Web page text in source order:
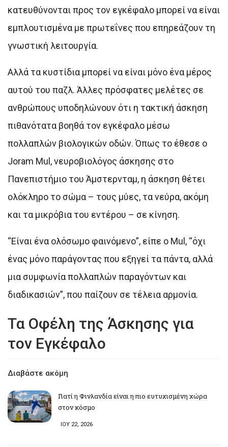
κατευθύνονται προς τον εγκέφαλο μπορεί να είναι
εμπλουτισμένα με πρωτεΐνες που επηρεάζουν τη
γνωστική λειτουργία.
Αλλά τα κυστίδια μπορεί να είναι μόνο ένα μέρος
αυτού του παζλ. Άλλες πρόσφατες μελέτες σε
ανθρώπους υποδηλώνουν ότι η τακτική άσκηση
πιθανότατα βοηθά τον εγκέφαλο μέσω
πολλαπλών βιολογικών οδών. Όπως το έθεσε ο
Joram Mul, νευροβιολόγος άσκησης στο
Πανεπιστήμιο του Άμστερνταμ, η άσκηση θέτει
ολόκληρο το σώμα – τους μύες, τα νεύρα, ακόμη
και τα μικρόβια του εντέρου – σε κίνηση.
“Είναι ένα ολόσωμο φαινόμενο”, είπε ο Mul, “όχι
ένας μόνο παράγοντας που εξηγεί τα πάντα, αλλά
μια συμφωνία πολλαπλών παραγόντων και
διαδικασιών”, που παίζουν σε τέλεια αρμονία.
Τα Οφέλη της Άσκησης για
τον Εγκέφαλο
Διαβάστε ακόμη
Γιατί η Φινλανδία είναι η πιο ευτυχισμένη χώρα
στον κόσμο
ΙΟΥ 22, 2026